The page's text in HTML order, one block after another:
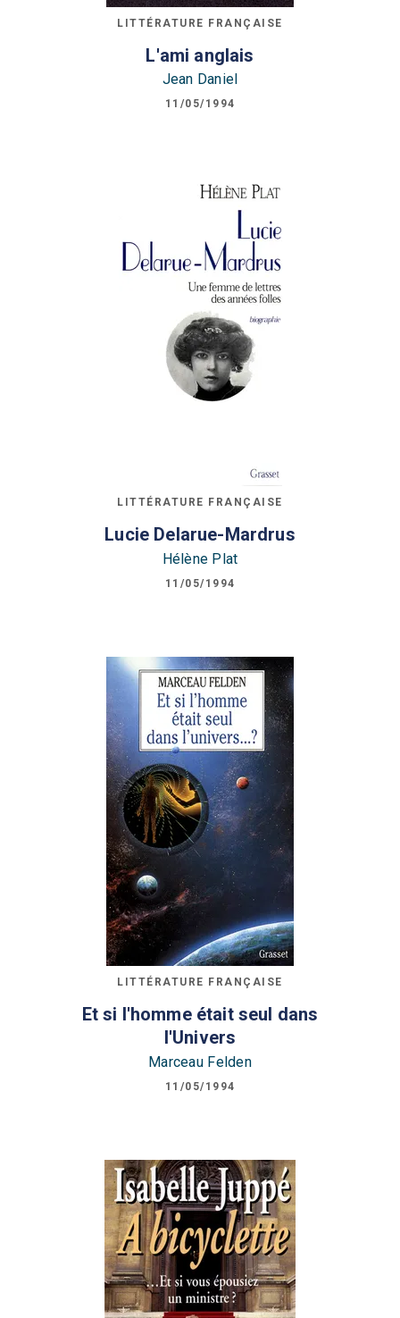
LITTÉRATURE FRANÇAISE
L'ami anglais
Jean Daniel
11/05/1994
LITTÉRATURE FRANÇAISE
Lucie Delarue-Mardrus
Hélène Plat
11/05/1994
LITTÉRATURE FRANÇAISE
Et si l'homme était seul dans
l'Univers
Marceau Felden
11/05/1994